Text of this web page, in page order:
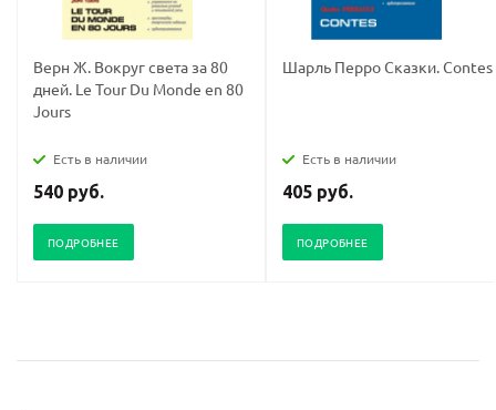
Верн Ж. Вокруг света за 80
дней. Le Tour Du Monde en 80
Jours
Есть в наличии
540 руб.
ПОДРОБНЕЕ
Шарль Перро Сказки. Contes
Есть в наличии
405 руб.
ПОДРОБНЕЕ